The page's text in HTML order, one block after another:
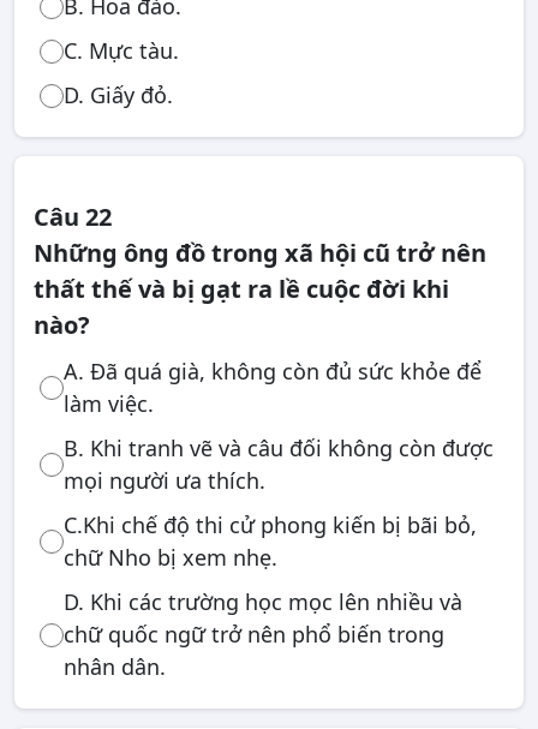
B. Hoa đào.
C. Mực tàu.
D. Giấy đỏ.
Câu 22
Những ông đồ trong xã hội cũ trở nên
thất thế và bị gạt ra lề cuộc đời khi
nào?
A. Đã quá già, không còn đủ sức khỏe để
làm việc.
B. Khi tranh vẽ và câu đối không còn được
mọi người ưa thích.
C.Khi chế độ thi cử phong kiến bị bãi bỏ,
chữ Nho bị xem nhẹ.
D. Khi các trường học mọc lên nhiều và
chữ quốc ngữ trở nên phổ biến trong
nhân dân.